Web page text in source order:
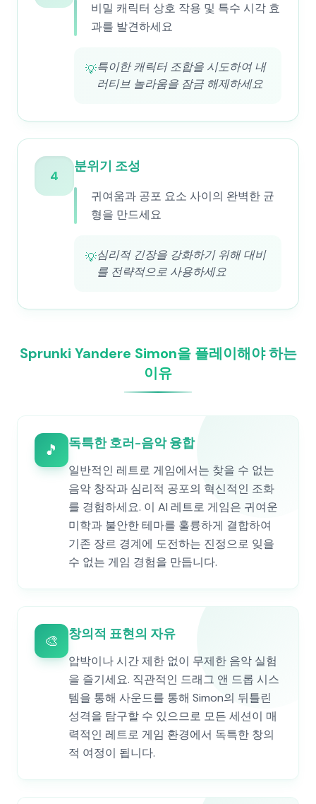
비밀 캐릭터 상호 작용 및 특수 시각 효
과를 발견하세요
💡특이한 캐릭터 조합을 시도하여 내
러티브 놀라움을 잠금 해제하세요
4
분위기 조성
귀여움과 공포 요소 사이의 완벽한 균
형을 만드세요
💡심리적 긴장을 강화하기 위해 대비
를 전략적으로 사용하세요
Sprunki Yandere Simon을 플레이해야 하는
이유
🎵 독특한 호러-음악 융합
일반적인 레트로 게임에서는 찾을 수 없는
음악 창작과 심리적 공포의 혁신적인 조화
를 경험하세요. 이 AI 레트로 게임은 귀여운
미학과 불안한 테마를 훌륭하게 결합하여
기존 장르 경계에 도전하는 진정으로 잊을
수 없는 게임 경험을 만듭니다.
🎨 창의적 표현의 자유
압박이나 시간 제한 없이 무제한 음악 실험
을 즐기세요. 직관적인 드래그 앤 드롭 시스
템을 통해 사운드를 통해 Simon의 뒤틀린
성격을 탐구할 수 있으므로 모든 세션이 매
력적인 레트로 게임 환경에서 독특한 창의
적 여정이 됩니다.